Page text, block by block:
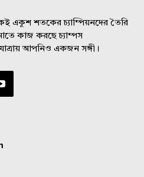
একুশ শতকের চ্যাম্পিয়নদের তৈরি
কাজ করছে চ্যাম্পস
আপনিও একজন সঙ্গী।